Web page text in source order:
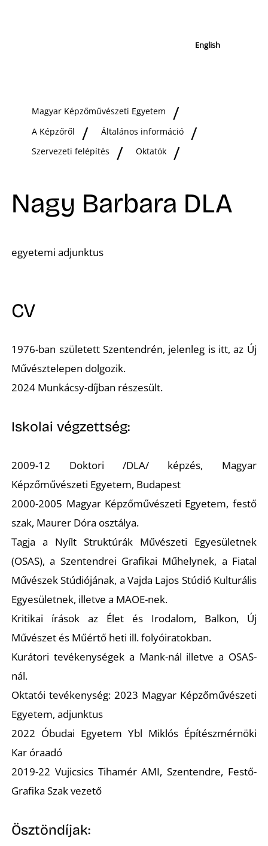
English
Magyar Képzőművészeti Egyetem
A Képzőről
Általános információ
Szervezeti felépítés
Oktatók
Nagy Barbara DLA
egyetemi adjunktus
CV
1976-ban született Szentendrén, jelenleg is itt, az Új
Művésztelepen dolgozik.
2024 Munkácsy-díjban részesült.
Iskolai végzettség:
2009-12 Doktori /DLA/ képzés, Magyar
Képzőművészeti Egyetem, Budapest
2000-2005 Magyar Képzőművészeti Egyetem, festő
szak, Maurer Dóra osztálya.
Tagja a Nyílt Struktúrák Művészeti Egyesületnek
(OSAS), a Szentendrei Grafikai Műhelynek, a Fiatal
Művészek Stúdiójának, a Vajda Lajos Stúdió Kulturális
Egyesületnek, illetve a MAOE-nek.
Kritikai írások az Élet és Irodalom, Balkon, Új
Művészet és Műértő heti ill. folyóiratokban.
Kurátori tevékenységek a Mank-nál illetve a OSAS-
nál.
Oktatói tevékenység: 2023 Magyar Képzőművészeti
Egyetem, adjunktus
2022 Óbudai Egyetem Ybl Miklós Építészmérnöki
Kar óraadó
2019-22 Vujicsics Tihamér AMI, Szentendre, Festő-
Grafika Szak vezető
Ösztöndíjak: